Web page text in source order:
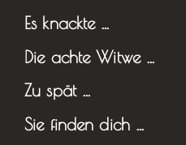
Es knackte …
Die achte Witwe …
Zu spät …
Sie finden dich …